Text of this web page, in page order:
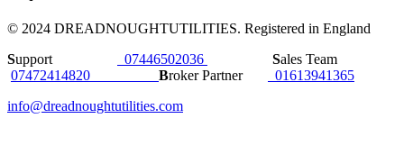
© 2024 DREADNOUGHTUTILITIES. Registered in England
Support 07446502036 Sales Team
07472414820 Broker Partner
01613941365
info@dreadnoughtutilities.com